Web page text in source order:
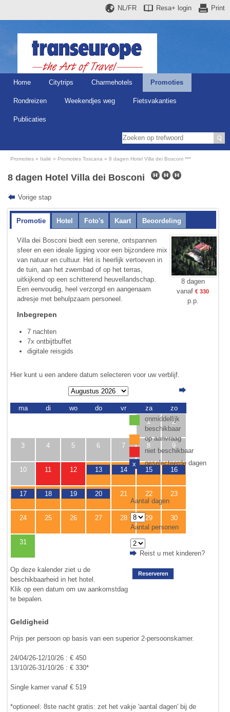
Print
Resa+ login
NL/FR
Home Citytrips Charmehotels Promoties
Rondreizen Weekendjes weg Fietsvakanties
Publicaties
Promoties Italië Promoties Toscana 8 dagen Hotel Villa dei Bosconi ***
8 dagen Hotel Villa dei Bosconi
Vorige stap
Promotie Hotel Foto's Kaart Beoordeling
Villa dei Bosconi biedt een serene, ont­spannen
sfeer en een ideale ligging voor een bijzondere mix
van natuur en cultuur. Het is heerlijk vertoeven in
de tuin, aan het zwembad of op het terras,
uitkijkend op een schitterend heuvellandschap.
Een eenvoudig, heel verzorgd en aangenaam
adresje met behulpzaam personeel.
Inbegrepen
7 nachten
7x ontbijtbuffet
digitale reisgids
8 dagen
vanaf€ 330
p.p.
Hier kunt u een andere datum selecteren voor uw verblijf.
ma di wo do vr za
zo
1
2
3 4 5 6 7 8 9
10 11 12 13 14 15 16
17 18 19 20 21 22 23
24 25 26 27 28 29 30
31
Op deze kalender ziet u de
beschikbaarheid in het hotel.
Klik op een datum om uw aankomstdag
te bepalen.
onmiddellijk
beschikbaar
op aanvraag
niet beschikbaar
x
geselecteerde dagen
Aantal dagen
Aantal personen
Reist u met kinderen?
Reserveren
Geldigheid
Prijs per persoon op basis van een superior 2-persoonskamer.
24/04/26-12/10/26 : € 450
13/10/26-31/10/26 : € 330*
Single kamer vanaf € 519
*optioneel: 8ste nacht gratis: zet het vakje 'aantal dagen' bij de